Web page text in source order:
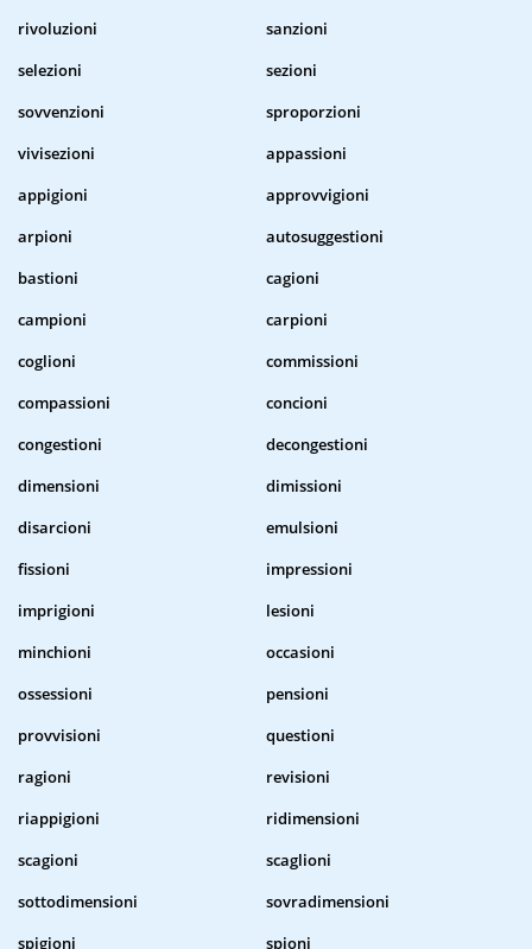
rivoluzioni
sanzioni
selezioni
sezioni
sovvenzioni
sproporzioni
vivisezioni
appassioni
appigioni
approvvigioni
arpioni
autosuggestioni
bastioni
cagioni
campioni
carpioni
coglioni
commissioni
compassioni
concioni
congestioni
decongestioni
dimensioni
dimissioni
disarcioni
emulsioni
fissioni
impressioni
imprigioni
lesioni
minchioni
occasioni
ossessioni
pensioni
provvisioni
questioni
ragioni
revisioni
riappigioni
ridimensioni
scagioni
scaglioni
sottodimensioni
sovradimensioni
spigioni
spioni